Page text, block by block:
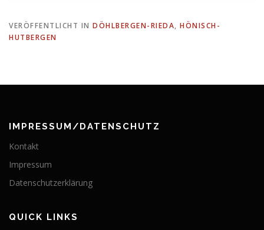
VERÖFFENTLICHT IN DÖHLBERGEN-RIEDA, HÖNISCH-
HUTBERGEN
IMPRESSUM/DATENSCHUTZ
Kontakt
Impressum
Datenschutzerklärung
QUICK LINKS